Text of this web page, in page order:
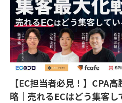
【EC担当者必見！】CPA
略｜売れるECはどう集客し